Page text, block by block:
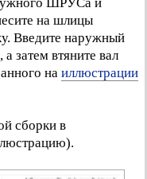
на шлицы
Введите наружный
втяните вал
на иллюстрации
сборки в